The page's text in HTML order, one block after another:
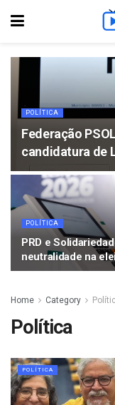
POLÍTICA
Federação
candidatura de
POLÍTICA
PRD e
neutralidade na
Home Category
Política
POLÍTICA